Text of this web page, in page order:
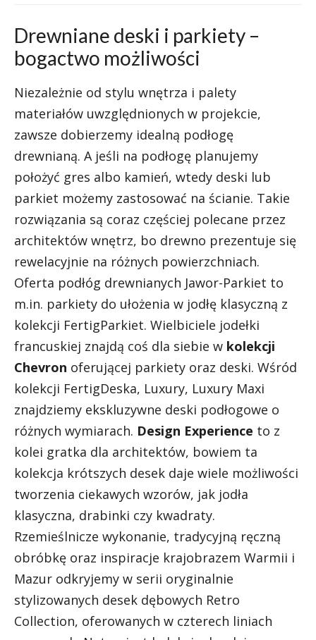
Drewniane deski i parkiety –
bogactwo możliwości
Niezależnie od stylu wnętrza i palety
materiałów uwzględnionych w projekcie,
zawsze dobierzemy idealną podłogę
drewnianą. A jeśli na podłogę planujemy
położyć gres albo kamień, wtedy deski lub
parkiet możemy zastosować na ścianie. Takie
rozwiązania są coraz częściej polecane przez
architektów wnętrz, bo drewno prezentuje się
rewelacyjnie na różnych powierzchniach.
Oferta podłóg drewnianych Jawor-Parkiet to
m.in. parkiety do ułożenia w jodłę klasyczną z
kolekcji FertigParkiet. Wielbiciele jodełki
francuskiej znajdą coś dla siebie w kolekcji
Chevron oferującej parkiety oraz deski. Wśród
kolekcji FertigDeska, Luxury, Luxury Maxi
znajdziemy ekskluzywne deski podłogowe o
różnych wymiarach. Design Experience to z
kolei gratka dla architektów, bowiem ta
kolekcja krótszych desek daje wiele możliwości
tworzenia ciekawych wzorów, jak jodła
klasyczna, drabinki czy kwadraty.
Rzemieślnicze wykonanie, tradycyjną ręczną
obróbkę oraz inspiracje krajobrazem Warmii i
Mazur odkryjemy w serii oryginalnie
stylizowanych desek dębowych Retro
Collection, oferowanych w czterech liniach